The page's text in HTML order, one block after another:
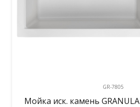
GR-7805
Мойка иск. камень